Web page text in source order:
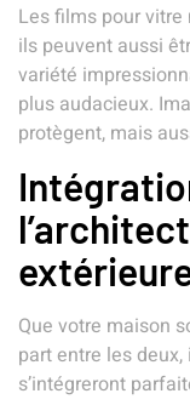
Les films pour
ils peuvent aussi
variété
plus audacieux.
protègent, mais
Que votre maison
part entre les
s’intégreront